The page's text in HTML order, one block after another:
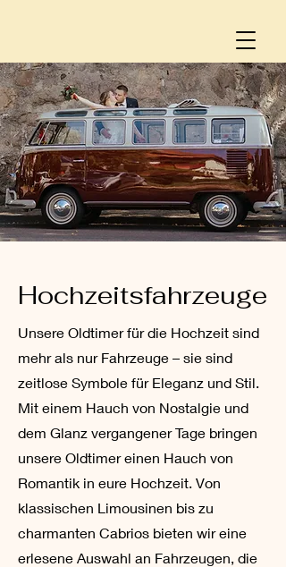
Hochzeitsfahrzeuge
Unsere Oldtimer für die Hochzeit sind
mehr als nur Fahrzeuge – sie sind
zeitlose Symbole für Eleganz und Stil.
Mit einem Hauch von Nostalgie und
dem Glanz vergangener Tage bringen
unsere Oldtimer einen Hauch von
Romantik in eure Hochzeit. Von
klassischen Limousinen bis zu
charmanten Cabrios bieten wir eine
erlesene Auswahl an Fahrzeugen, die